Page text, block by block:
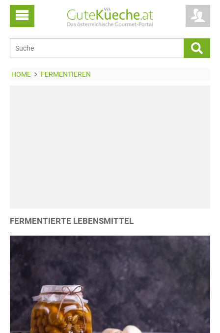
HOME FERMENTIEREN
FERMENTIERTE LEBENSMITTEL